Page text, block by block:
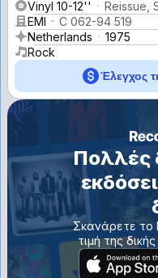
Vinyl 10-12''
Reissue,
EMI
C 062-94 519
Netherlands
1975
Rock
Έλεγχος
Πολλές
Σκανάρετε το
τιμή της